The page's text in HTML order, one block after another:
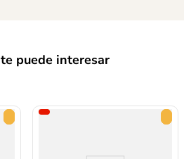
te puede interesar